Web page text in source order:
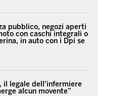
pubblico, negozi aperti
con caschi integrali o
in auto con i Dpi se
il legale dell’infermiere
alcun movente”